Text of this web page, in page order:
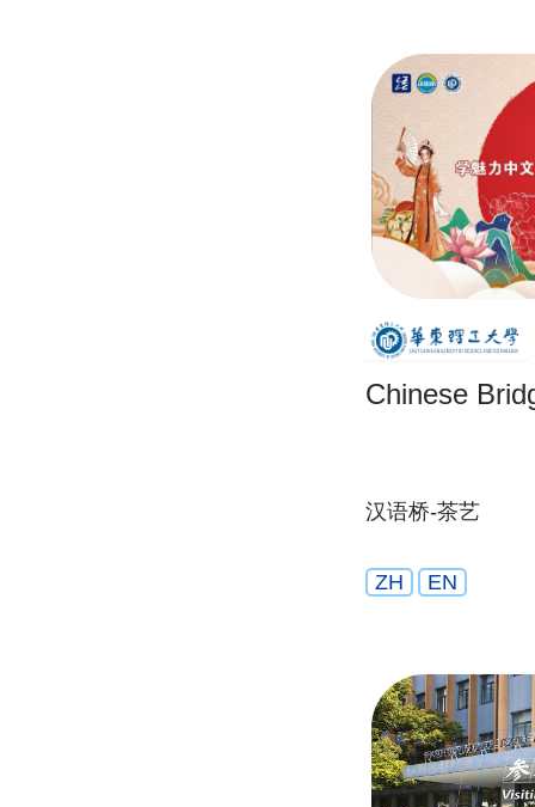
Chinese
汉语桥-茶艺
ZH EN